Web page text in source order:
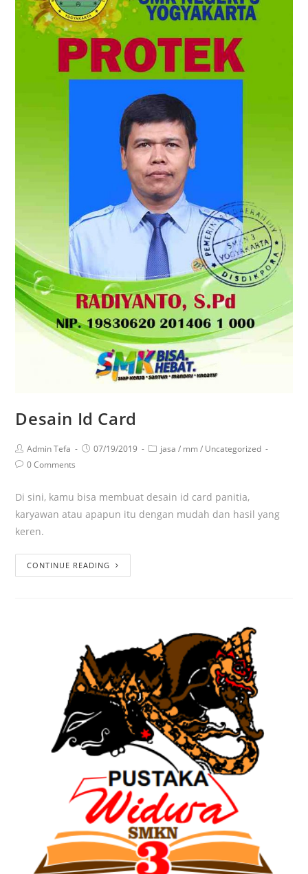
Desain Id Card
Admin Tefa 07/19/2019 jasa / mm/ Uncategorized
0 Comments
Di sini, kamu bisa membuat desain id card panitia,
karyawan atau apapun itu dengan mudah dan hasil yang
keren.
CONTINUE READING